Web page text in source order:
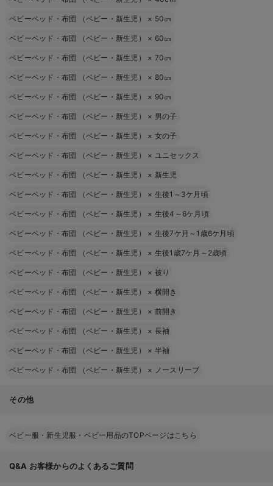
ベビーベッド・布団 （ベビー・新生児） × 50㎝
ベビーベッド・布団 （ベビー・新生児） × 60㎝
ベビーベッド・布団 （ベビー・新生児） × 70㎝
ベビーベッド・布団 （ベビー・新生児） × 80㎝
ベビーベッド・布団 （ベビー・新生児） × 90㎝
ベビーベッド・布団 （ベビー・新生児） × 男の子
ベビーベッド・布団 （ベビー・新生児） × 女の子
ベビーベッド・布団 （ベビー・新生児） × ユニセックス
ベビーベッド・布団 （ベビー・新生児） × 新生児
ベビーベッド・布団 （ベビー・新生児） × 生後1～3ケ月頃
ベビーベッド・布団 （ベビー・新生児） × 生後4～6ケ月頃
ベビーベッド・布団 （ベビー・新生児） × 生後7ケ月～1歳6ケ月頃
ベビーベッド・布団 （ベビー・新生児） × 生後1歳7ケ月～2歳頃
ベビーベッド・布団 （ベビー・新生児） × 被り
ベビーベッド・布団 （ベビー・新生児） × 横開き
ベビーベッド・布団 （ベビー・新生児） × 前開き
ベビーベッド・布団 （ベビー・新生児） × 長袖
ベビーベッド・布団 （ベビー・新生児） × 半袖
ベビーベッド・布団 （ベビー・新生児） × ノースリーブ
その他
ベビー服・新生児服・ベビー用品のTOPページはこちら
Q&A お客様からのよくあるご質問